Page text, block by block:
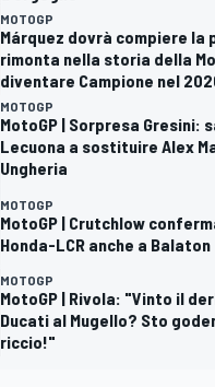
MOTOGP
Márquez dovrà compiere la
rimonta nella storia della
diventare Campione nel
MOTOGP
MotoGP | Sorpresa Gresini:
Lecuona a sostituire Alex
Ungheria
MOTOGP
MotoGP | Crutchlow
Honda-LCR anche a Balaton
MOTOGP
MotoGP | Rivola: "Vinto il
Ducati al Mugello? Sto
riccio!"